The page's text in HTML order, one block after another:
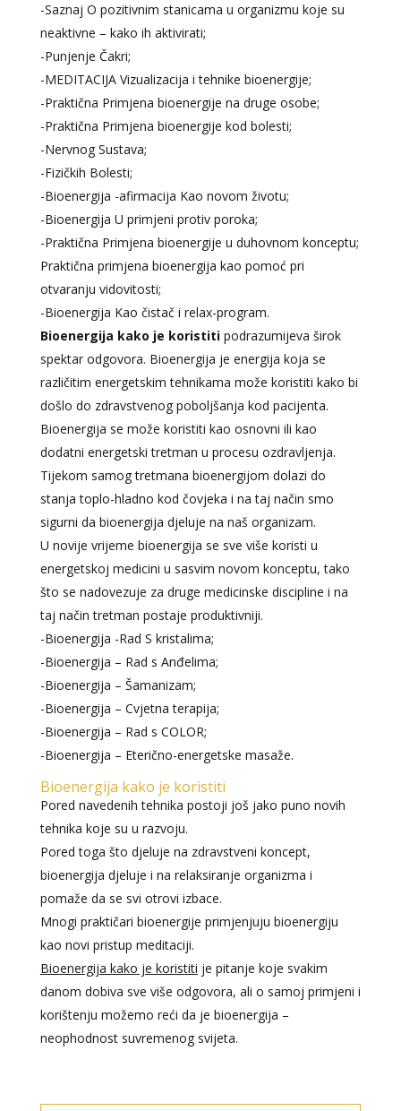
-Saznaj O pozitivnim stanicama u organizmu koje su
neaktivne – kako ih aktivirati;
-Punjenje Čakri;
-MEDITACIJA Vizualizacija i tehnike bioenergije;
-Praktična Primjena bioenergije na druge osobe;
-Praktična Primjena bioenergije kod bolesti;
-Nervnog Sustava;
-Fizičkih Bolesti;
-Bioenergija -afirmacija Kao novom životu;
-Bioenergija U primjeni protiv poroka;
-Praktična Primjena bioenergije u duhovnom konceptu;
Praktična primjena bioenergija kao pomoć pri
otvaranju vidovitosti;
-Bioenergija Kao čistač i relax-program.
Bioenergija kako je koristitipodrazumijeva širok
spektar odgovora. Bioenergija je energija koja se
različitim energetskim tehnikama može koristiti kako bi
došlo do zdravstvenog poboljšanja kod pacijenta.
Bioenergija se može koristiti kao osnovni ili kao
dodatni energetski tretman u procesu ozdravljenja.
Tijekom samog tretmana bioenergijom dolazi do
stanja toplo-hladno kod čovjeka i na taj način smo
sigurni da bioenergija djeluje na naš organizam.
U novije vrijeme bioenergija se sve više koristi u
energetskoj medicini u sasvim novom konceptu, tako
što se nadovezuje za druge medicinske discipline i na
taj način tretman postaje produktivniji.
-Bioenergija -Rad S kristalima;
-Bioenergija – Rad s Anđelima;
-Bioenergija – Šamanizam;
-Bioenergija – Cvjetna terapija;
-Bioenergija – Rad s COLOR;
-Bioenergija – Eterično-energetske masaže.
Bioenergija kako je koristiti
Pored navedenih tehnika postoji još jako puno novih
tehnika koje su u razvoju.
Pored toga što djeluje na zdravstveni koncept,
bioenergija djeluje i na relaksiranje organizma i
pomaže da se svi otrovi izbace.
Mnogi praktičari bioenergije primjenjuju bioenergiju
kao novi pristup meditaciji.
Bioenergija kako je koristiti je pitanje koje svakim
danom dobiva sve više odgovora, ali o samoj primjeni i
korištenju možemo reći da je bioenergija –
neophodnost suvremenog svijeta.